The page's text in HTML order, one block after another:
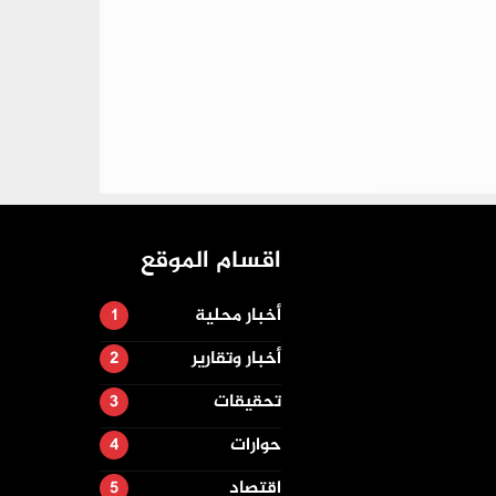
اقسام الموقع
أخبار محلية
أخبار وتقارير
تحقيقات
حوارات
اقتصاد